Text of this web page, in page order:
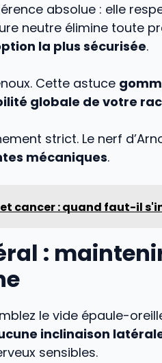
absolue : elle
neutre élimine toute
la plus sécurisée.
Cette astuce
globale de votre
strict. Le nerf
mécaniques.
cancer : quand faut-il
:
le vide épaule-
inclinaison
sensibles.